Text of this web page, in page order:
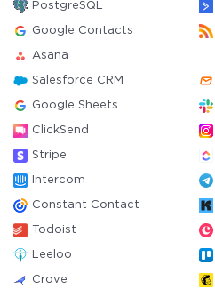
PostgreSQL
Google Contacts
Asana
Salesforce CRM
Google Sheets
ClickSend
Stripe
Intercom
Constant Contact
Todoist
Leeloo
Crove